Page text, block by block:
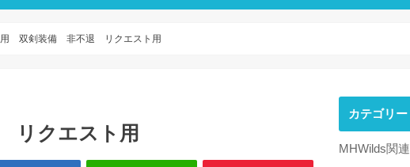
用 双剣装備 非不退 リクエスト用
クエスト用
カテゴリー
MHWilds関連